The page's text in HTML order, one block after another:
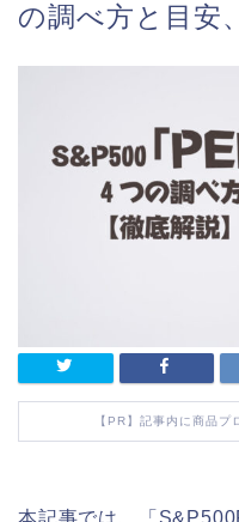
の調べ方と目安
【PR】記事内に商品